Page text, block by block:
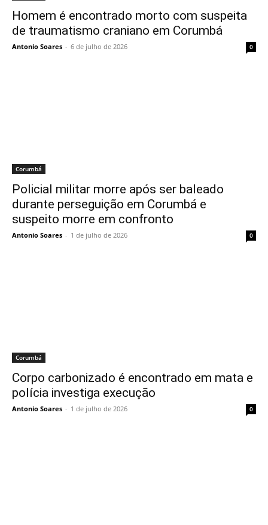
Homem é encontrado morto com suspeita
de traumatismo craniano em Corumbá
Antonio Soares - 6 de julho de 2026 0
Corumbá
Policial militar morre após ser baleado
durante perseguição em Corumbá e
suspeito morre em confronto
Antonio Soares - 1 de julho de 2026 0
Corumbá
Corpo carbonizado é encontrado em mata e
polícia investiga execução
Antonio Soares - 1 de julho de 2026 0